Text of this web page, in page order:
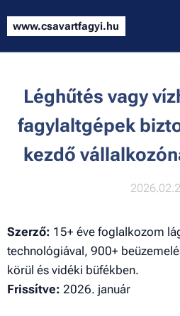
www.csavartfagyi.hu
Léghűtés vagy
fagylaltgépek
kezdő
Szerző: 15+ éve foglalkozom
technológiával, 900+
körül és vidéki büfékben.
Frissítve: 2026. január